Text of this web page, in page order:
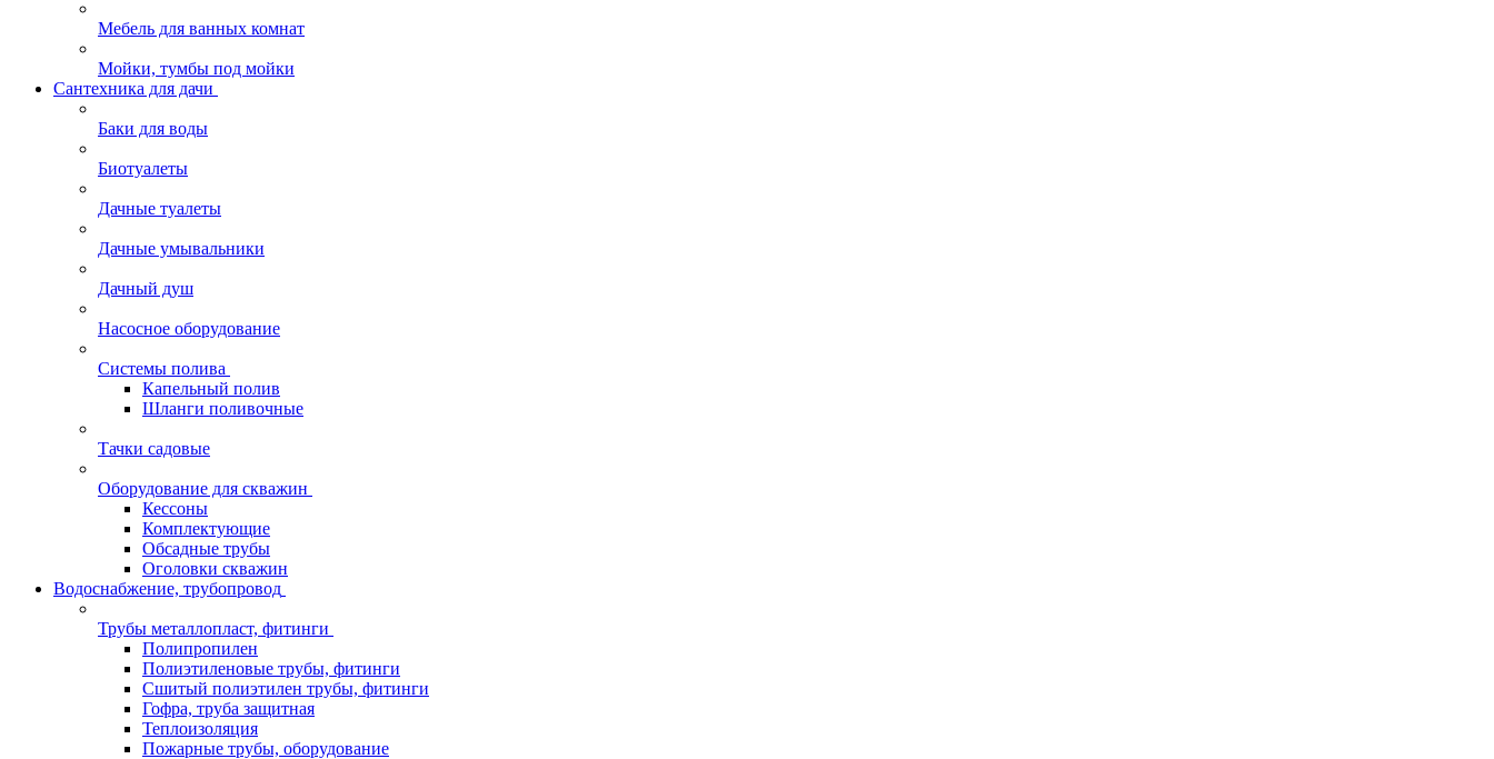
Мебель для ванных комнат
Мойки, тумбы под мойки
Сантехника для дачи
Баки для воды
Биотуалеты
Дачные туалеты
Дачные умывальники
Дачный душ
Насосное оборудование
Системы полива
Капельный полив
Шланги поливочные
Тачки садовые
Оборудование для скважин
Кессоны
Комплектующие
Обсадные трубы
Оголовки скважин
Водоснабжение, трубопровод
Трубы металлопласт, фитинги
Полипропилен
Полиэтиленовые трубы, фитинги
Сшитый полиэтилен трубы, фитинги
Гофра, труба защитная
Теплоизоляция
Пожарные трубы, оборудование